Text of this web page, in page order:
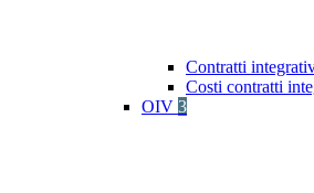
Contratti
Costi contratti
OIV 3